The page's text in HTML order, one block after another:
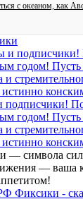
с океаном, как
подписчики!
годом!
и
истинно
— символа
— ваша